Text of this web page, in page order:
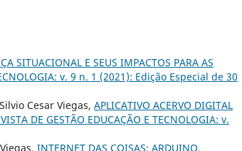
SITUACIONAL E SEUS IMPACTOS PARA AS
v. 9 n. 1 (2021): Edição Especial de 30
Cesar Viegas, APLICATIVO ACERVO DIGITAL
DE GESTÃO EDUCAÇÃO E TECNOLOGIA: v.
INTERNET DAS COISAS: ARDUINO,